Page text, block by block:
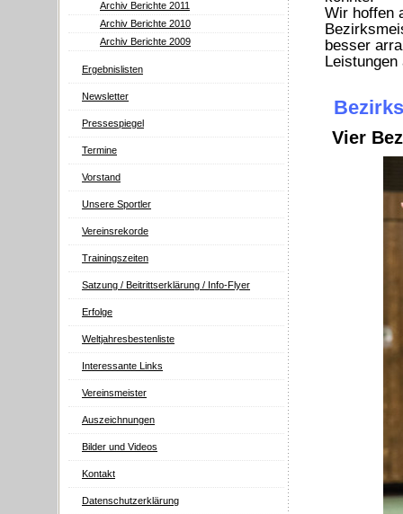
Archiv Berichte 2011
Archiv Berichte 2010
Archiv Berichte 2009
Ergebnislisten
Newsletter
Pressespiegel
Termine
Vorstand
Unsere Sportler
Vereinsrekorde
Trainingszeiten
Satzung / Beitrittserklärung / Info-Flyer
Erfolge
Weltjahresbestenliste
Interessante Links
Vereinsmeister
Auszeichnungen
Bilder und Videos
Kontakt
Datenschutzerklärung
Wir hoffen
besser
Leistungen
Vier